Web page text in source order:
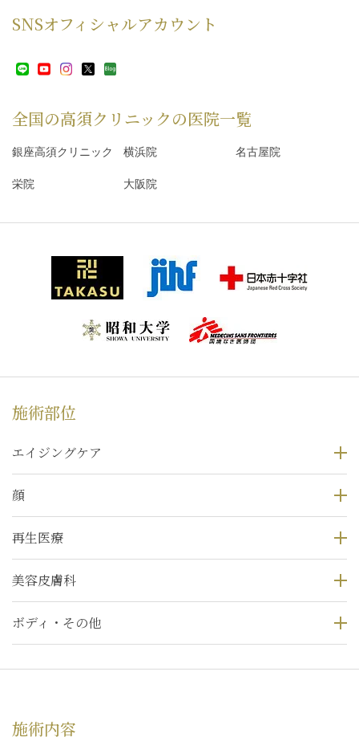
SNSオフィシャルアカウント
全国の高須クリニックの医院一覧
銀座高須クリニック 横浜院 名古屋院
栄院 大阪院
施術部位
エイジングケア
顔
再生医療
美容皮膚科
ボディ・その他
施術内容